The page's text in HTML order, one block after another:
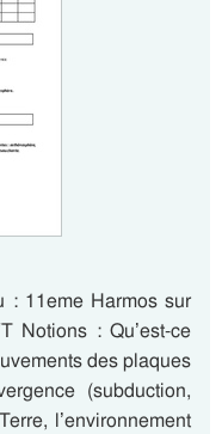
: 11eme Harmos sur
Notions : Qu’est-ce
des plaques
(subduction,
l’environnement